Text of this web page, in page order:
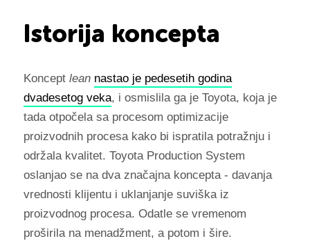
Istorija koncepta
Koncept lean nastao je pedesetih godina
dvadesetog veka, i osmislila ga je Toyota, koja je
tada otpočela sa procesom optimizacije
proizvodnih procesa kako bi ispratila potražnju i
održala kvalitet. Toyota Production System
oslanjao se na dva značajna koncepta - davanja
vrednosti klijentu i uklanjanje suviška iz
proizvodnog procesa. Odatle se vremenom
proširila na menadžment, a potom i šire.